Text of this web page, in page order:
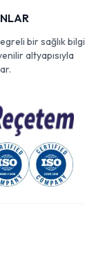
bir sağlık bilgi
altyapısıyla